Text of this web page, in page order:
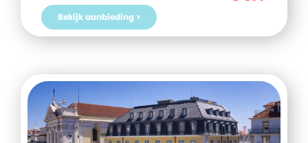
vandaag nog je verblijf bij D-reizen en verzeker jezelf van een
heerlijke vakantie!
Bekijk aanbieding >